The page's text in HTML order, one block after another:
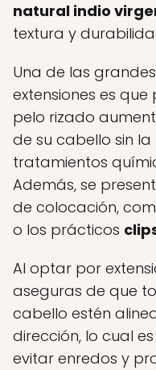
natural indio
textura y
Una de las
extensiones es
pelo rizado
de su cabello sin
tratamientos
Además, se
de colocación,
o los prácticos
Al optar por
aseguras de que
cabello estén
dirección, lo cual
evitar enredos y